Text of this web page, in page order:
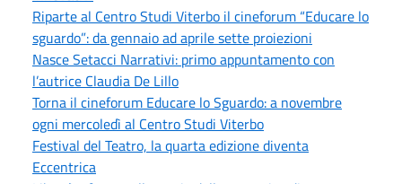
Riparte al Centro Studi Viterbo il cineforum “Educare lo
sguardo”: da gennaio ad aprile sette proiezioni
Nasce Setacci Narrativi: primo appuntamento con
l’autrice Claudia De Lillo
Torna il cineforum Educare lo Sguardo: a novembre
ogni mercoledì al Centro Studi Viterbo
Festival del Teatro, la quarta edizione diventa
Eccentrica